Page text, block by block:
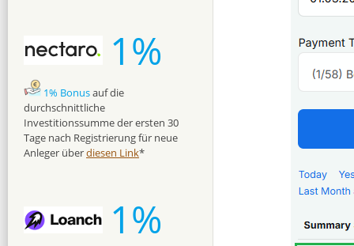
1%
1% Bonusauf die
durchschnittliche
Investitionssumme der ersten 30
Tage nach Registrierung für neue
Anleger überdiesen Link*
1%